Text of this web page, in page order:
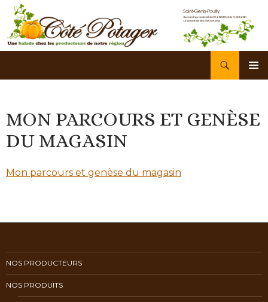
MON PARCOURS ET GENÈSE
DU MAGASIN
Mon parcours et genèse du magasin
NOS PRODUCTEURS
NOS PRODUITS